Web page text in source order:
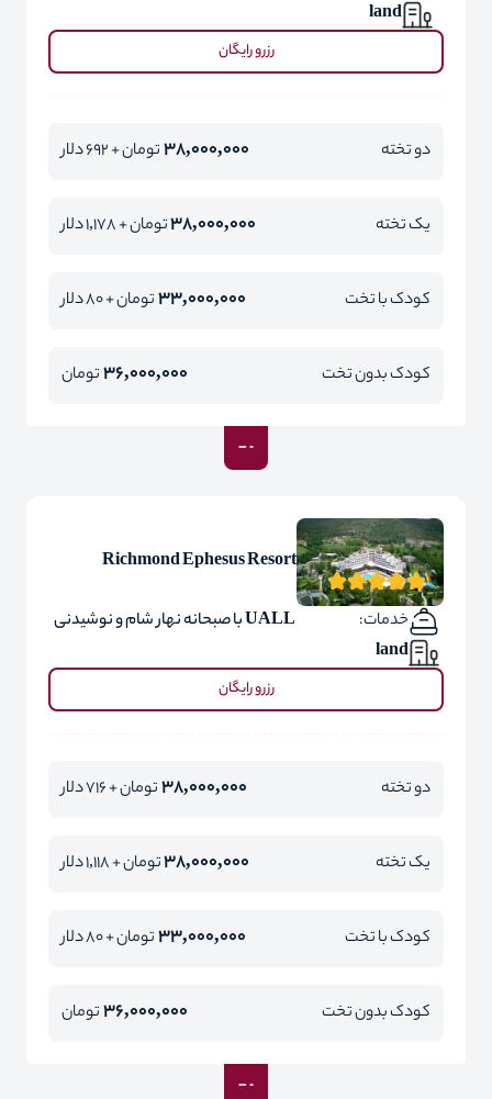
land
رزرو رایگان
دو تخته 38,000,000تومان + 692 دلار
یک تخته 38,000,000تومان + 1,178 دلار
کودک با تخت 33,000,000تومان + 80 دلار
کودک بدون تخت 36,000,000تومان
Richmond Ephesus Resort
خدمات:
UALL با صبحانه نهار شام و نوشیدنی
land
رزرو رایگان
دو تخته 38,000,000تومان + 716 دلار
یک تخته 38,000,000تومان + 1,118 دلار
کودک با تخت 33,000,000تومان + 80 دلار
کودک بدون تخت 36,000,000تومان